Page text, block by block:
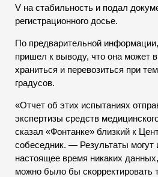
V на стабильность и подал
регистрационного досье.
По предварительной
пришел к выводу, что она может в
храниться и перевозиться при
градусов.
«Отчет об этих испытаниях
экспертизы средств
сказал «Фонтанке» близкий к
собеседник. — Результаты могут
настоящее время никаких
можно было бы скорректировать